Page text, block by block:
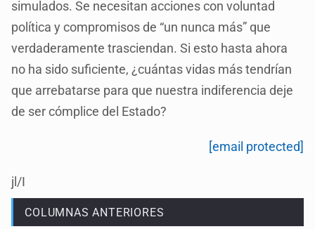
simulados. Se necesitan acciones con voluntad
política y compromisos de “un nunca más” que
verdaderamente trasciendan. Si esto hasta ahora
no ha sido suficiente, ¿cuántas vidas más tendrían
que arrebatarse para que nuestra indiferencia deje
de ser cómplice del Estado?
[email protected]
jl/I
COLUMNAS ANTERIORES